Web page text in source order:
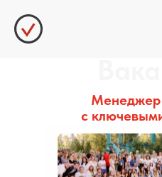
Менеджер
с